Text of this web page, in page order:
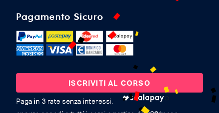
Pagamento Sicuro
ISCRIVITI AL CORSO